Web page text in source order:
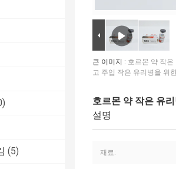
(5)
큰 이미지 : 호르몬 약 작은
고 주입 작은 유리병을 위
호르몬 약 작은 유
설명
재료: